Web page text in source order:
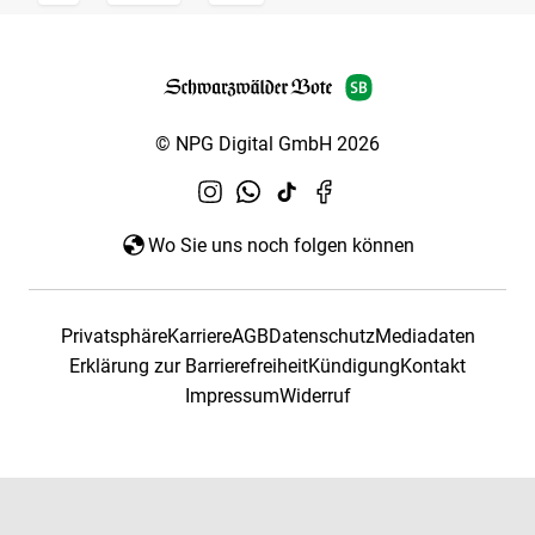
© NPG Digital GmbH 2026
Wo Sie uns noch folgen können
PrivatsphäreKarriereAGBDatenschutzMediadaten
Erklärung zur BarrierefreiheitKündigungKontakt
ImpressumWiderruf